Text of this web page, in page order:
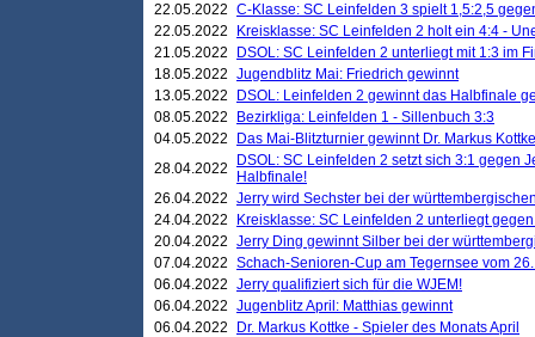
22.05.2022 C-Klasse: SC Leinfelden 3 spielt 1,5:2,5
22.05.2022
Kreisklasse: SC Leinfelden 2 holt ein 4:4 -
21.05.2022
DSOL: SC Leinfelden 2 unterliegt mit 1:3 im
18.05.2022 Jugendblitz Mai: Friedrich gewinnt
13.05.2022
DSOL: Leinfelden 2 gewinnt das Halbfinale
08.05.2022
Bezirkliga: Leinfelden 1 - Sillenbuch 3:3
04.05.2022
Das Mai-Blitzturnier gewinnt Dr. Markus
28.04.2022
DSOL: SC Leinfelden 2 setzt sich 3:1 gegen
Halbfinale!
26.04.2022 Jerry wird Sechster bei der
24.04.2022
Kreisklasse: SC Leinfelden 2 unterliegt
20.04.2022 Jerry Ding gewinnt Silber bei der
07.04.2022 Schach-Senioren-Cup am Tegernsee vom
06.04.2022 Jerry qualifiziert sich für die WJEM!
06.04.2022 Jugenblitz April: Matthias gewinnt
06.04.2022
Dr. Markus Kottke - Spieler des Monats April